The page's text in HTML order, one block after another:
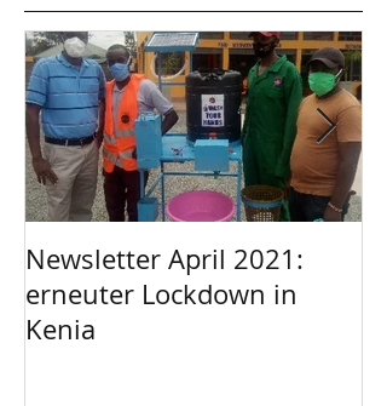
Newsletter April 2021:
erneuter Lockdown in
Kenia